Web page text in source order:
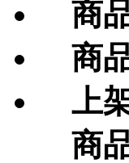
商
商
上
商